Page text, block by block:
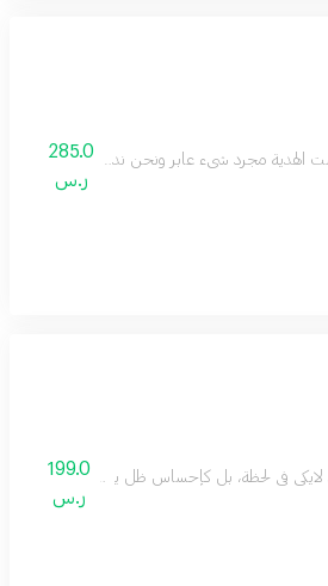
الهدية مجرد شيء عابر ونحن ندرك جيداً معناها
285.0
ر.س
لايكي في لحظة، بل كإحساسٍ ظلّ يتشكّل بهدوء. بدأ
199.0
ر.س